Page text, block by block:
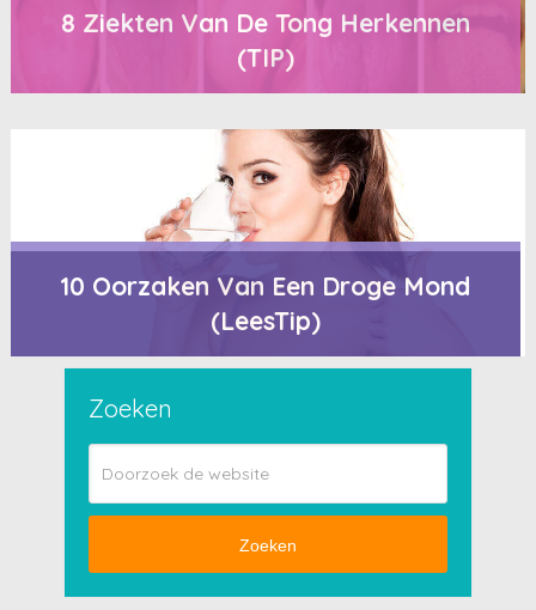
8 Ziekten Van De Tong Herkennen
(TIP)
10 Oorzaken Van Een Droge Mond
(LeesTip)
Zoeken
Zoeken